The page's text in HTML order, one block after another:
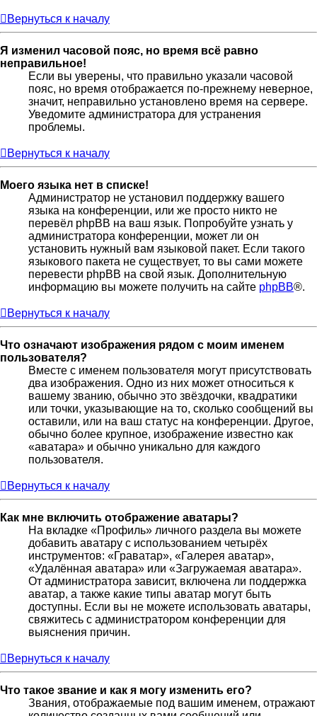
Вернуться к началу
Я изменил часовой пояс, но время всё равно
неправильное!
Если вы уверены, что правильно указали часовой
пояс, но время отображается по-прежнему неверное,
значит, неправильно установлено время на сервере.
Уведомите администратора для устранения
проблемы.
Вернуться к началу
Моего языка нет в списке!
Администратор не установил поддержку вашего
языка на конференции, или же просто никто не
перевёл phpBB на ваш язык. Попробуйте узнать у
администратора конференции, может ли он
установить нужный вам языковой пакет. Если такого
языкового пакета не существует, то вы сами можете
перевести phpBB на свой язык. Дополнительную
информацию вы можете получить на сайте phpBB®.
Вернуться к началу
Что означают изображения рядом с моим именем
пользователя?
Вместе с именем пользователя могут присутствовать
два изображения. Одно из них может относиться к
вашему званию, обычно это звёздочки, квадратики
или точки, указывающие на то, сколько сообщений вы
оставили, или на ваш статус на конференции. Другое,
обычно более крупное, изображение известно как
«аватара» и обычно уникально для каждого
пользователя.
Вернуться к началу
Как мне включить отображение аватары?
На вкладке «Профиль» личного раздела вы можете
добавить аватару с использованием четырёх
инструментов: «Граватар», «Галерея аватар»,
«Удалённая аватара» или «Загружаемая аватара».
От администратора зависит, включена ли поддержка
аватар, а также какие типы аватар могут быть
доступны. Если вы не можете использовать аватары,
свяжитесь с администратором конференции для
выяснения причин.
Вернуться к началу
Что такое звание и как я могу изменить его?
Звания, отображаемые под вашим именем, отражают